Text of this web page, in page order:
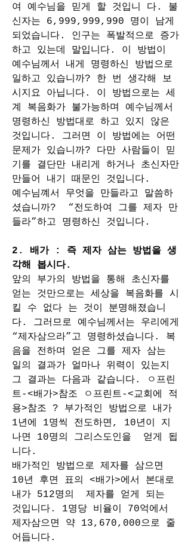
여 예수님을 믿게 할 것입니 다. 불
신자는 6,999,999,990 명이 남게
되었습니다. 인구는 폭발적으로 증가
하고 있는데 말입니다. 이 방법이
예수님께서 내게 명령하신 방법으로
일하고 있습니까? 한 번 생각해 보
시지요 아닙니다. 이 방법으로는 세
계 복음화가 불가능하며 예수님께서
명령하신 방법대로 하고 있지 않은
것입니다. 그러면 이 방법에는 어떤
문제가 있습니까? 다만 사람들이 믿
기를 결단만 내리게 하거나 초신자만
만들어 내기 때문인 것입니다.
예수님꼐서 무엇을 만들라고 말씀하
셨습니까?  “전도하여 그를 제자 만
들라”하고 명령하신 것입니다.
2. 배가 : 즉 제자 삼는 방법을 생
각해 봅시다.
앞의 부가의 방법을 통해 초신자를
얻는 것만으로는 세상을 복음화를 시
킬 수 없다 는 것이 분명해졌습니
다. 그러므로 예수님께서는 우리에게
“제자삼으라”고 명령하셨습니다. 복
음을 전하며 얻은 그를 제자 삼는
일의 결과가 얼마나 위력이 있는지
그 결과는 다음과 같습니다. ㅇ프린
트-<배가>참조 ㅇ프린트-<교회에 적
용>참조 ? 부가적인 방법으로 내가
1년에 1명씩 전도하면, 10년이 지
나면 10명의 그리스도인을  얻게 됩
니다.
배가적인 방법으로 제자를 삼으면
10년 후면 표의 <배가>에서 본대로
내가 512명의  제자를 얻게 되는
것입니다. 1명당 비율이 70억에서
제자삼으면 약 13,670,000으로 줄
어듭니다.